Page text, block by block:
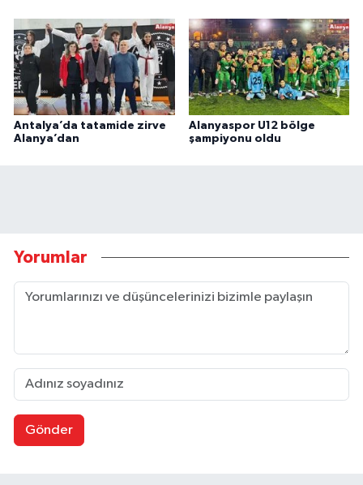
Antalya’da tatamide zirve
Alanya’dan
Alanyaspor U12 bölge
şampiyonu oldu
Yorumlar
Gönder